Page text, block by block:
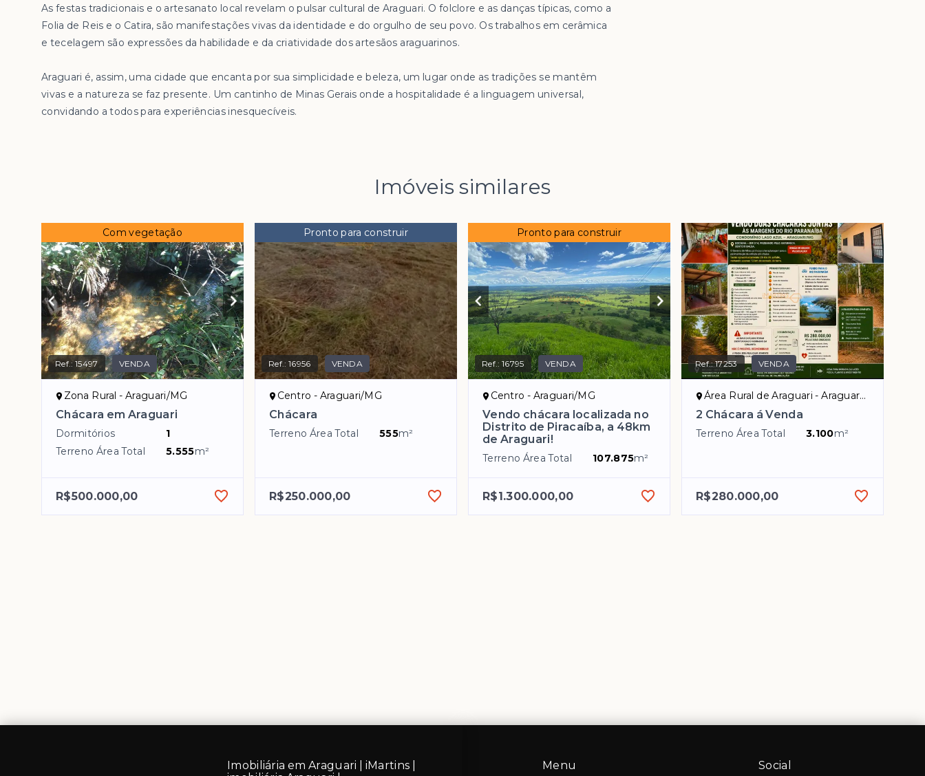
As festas tradicionais e o artesanato local revelam o pulsar cultural de Araguari. O folclore e as danças típicas, como a
Folia de Reis e o Catira, são manifestações vivas da identidade e do orgulho de seu povo. Os trabalhos em cerâmica
e tecelagem são expressões da habilidade e da criatividade dos artesãos araguarinos.
Araguari é, assim, uma cidade que encanta por sua simplicidade e beleza, um lugar onde as tradições se mantêm
vivas e a natureza se faz presente. Um cantinho de Minas Gerais onde a hospitalidade é a linguagem universal,
convidando a todos para experiências inesquecíveis.
Imóveis similares
Com vegetação
Ref.:15497 VENDA
Zona Rural - Araguari/MG
Chácara em Araguari
Dormitórios
1
Terreno Área Total
5.555m²
R$500.000,00
Pronto para construir
Ref.:16956 VENDA
Centro - Araguari/MG
Chácara
Terreno Área Total 555m²
R$250.000,00
Pronto para construir
Ref.:16795 VENDA
Centro - Araguari/MG
Vendo chácara localizada no
Distrito de Piracaíba, a 48km
de Araguari!
Terreno Área Total 107.875m²
R$1.300.000,00
Ref.:17253 VENDA
Área Rural de Araguari - Araguari/MG
2 Chácara á Venda
Terreno Área Total 3.100m²
R$280.000,00
Menu Social
Imobiliária em Araguari | iMartins |